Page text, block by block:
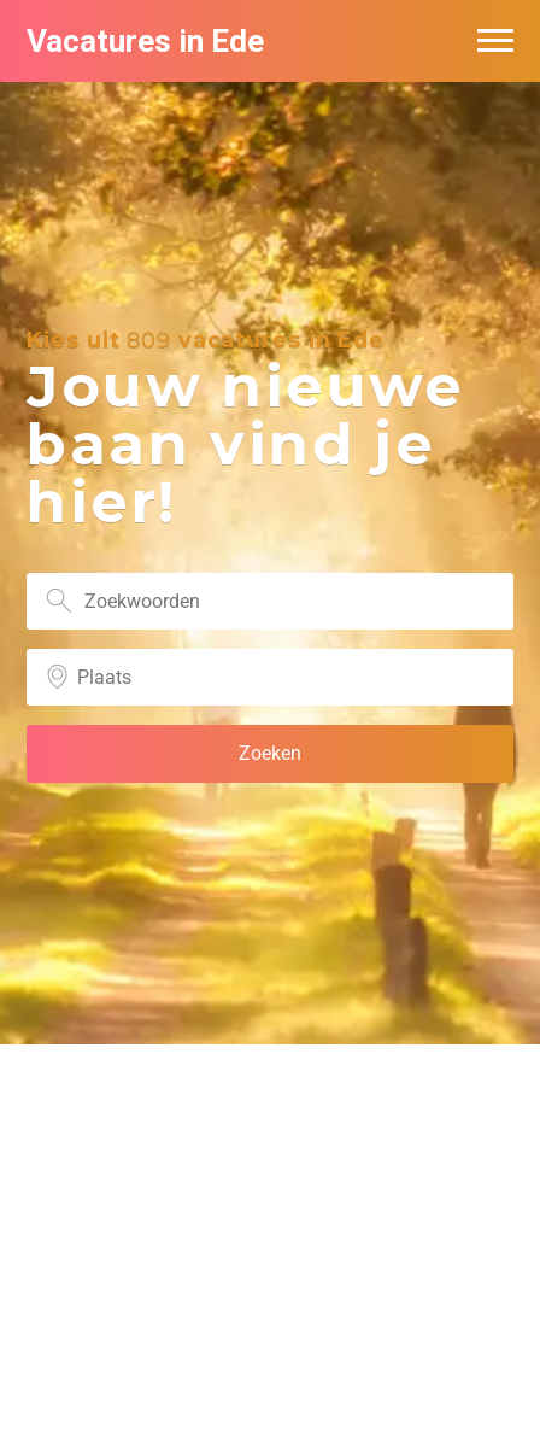
Vacatures in Ede
Kies uit 809 vacatures in Ede
Jouw nieuwe
baan vind je
hier!
Vacatures bij bedrijven in Ede